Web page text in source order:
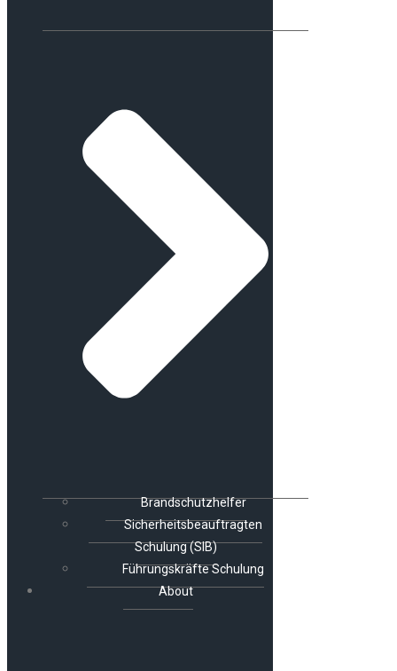
Brandschutzhelfer
Sicherheitsbeauftragten
Schulung (SIB)
Führungskräfte Schulung
About